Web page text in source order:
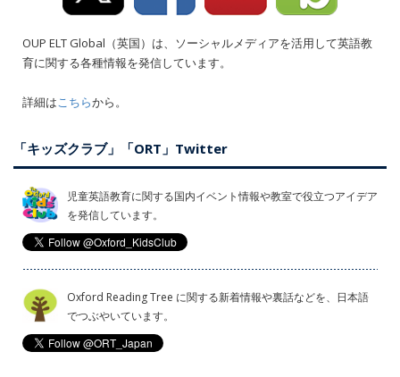
OUP ELT Global（英国）は、ソーシャルメディアを活用して英語教
育に関する各種情報を発信しています。
詳細はこちらから。
「キッズクラブ」「ORT」Twitter
児童英語教育に関する国内イベント情報や教室で役立つアイデア
を発信しています。
Oxford Reading Tree に関する新着情報や裏話などを、日本語
でつぶやいています。